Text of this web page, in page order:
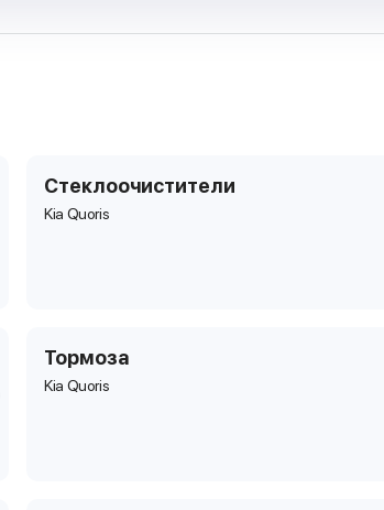
Стеклоочистители
Kia Quoris
Тормоза
Kia Quoris